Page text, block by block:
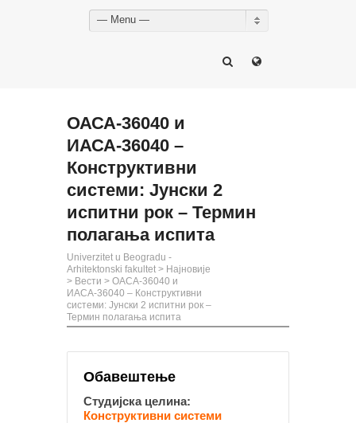
— Menu —
ОАСА-36040 и
ИАСА-36040 –
Конструктивни
системи: Јунски 2
испитни рок – Термин
полагања испита
Univerzitet u Beogradu -
Arhitektonski fakultet > Најновије
> Вести > ОАСА-36040 и
ИАСА-36040 – Конструктивни
системи: Јунски 2 испитни рок –
Термин полагања испита
Обавештење
Студијска целина:
Конструктивни системи